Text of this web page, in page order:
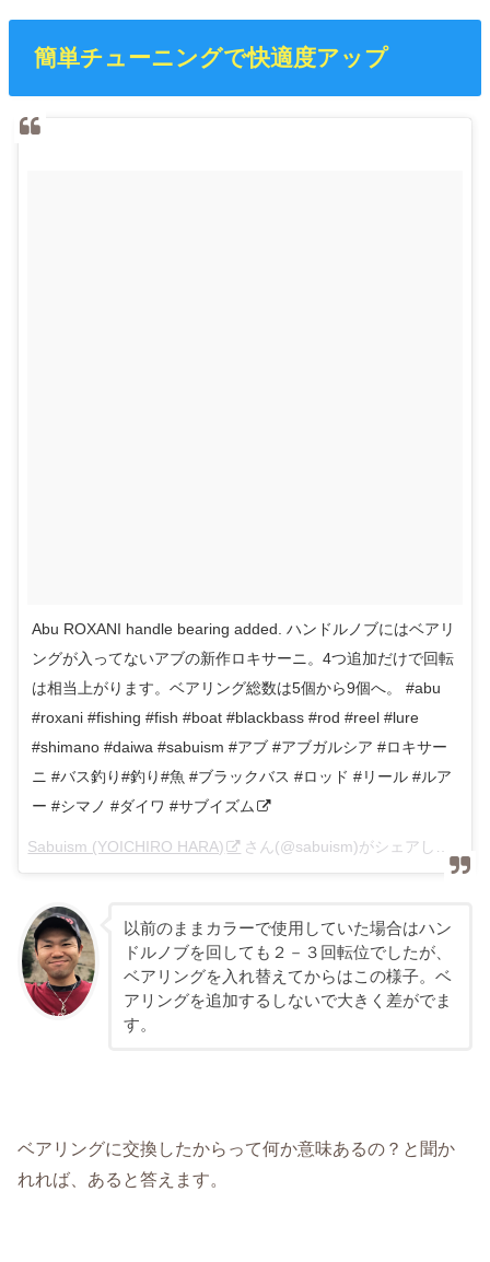
簡単チューニングで快適度アップ
Abu ROXANI handle bearing added. ハンドルノブにはベアリ
ングが入ってないアブの新作ロキサーニ。4つ追加だけで回転
は相当上がります。ベアリング総数は5個から9個へ。 #abu
#roxani #fishing #fish #boat #blackbass #rod #reel #lure
#shimano #daiwa #sabuism #アブ #アブガルシア #ロキサー
ニ #バス釣り#釣り#魚 #ブラックバス #ロッド #リール #ルア
ー #シマノ #ダイワ #サブイズム
Sabuism (YOICHIRO HARA) さん(@sabuism)がシェアした投稿 –
以前のままカラーで使用していた場合はハン
ドルノブを回しても２－３回転位でしたが、
ベアリングを入れ替えてからはこの様子。ベ
アリングを追加するしないで大きく差がでま
す。
ベアリングに交換したからって何か意味あるの？と聞か
れれば、あると答えます。